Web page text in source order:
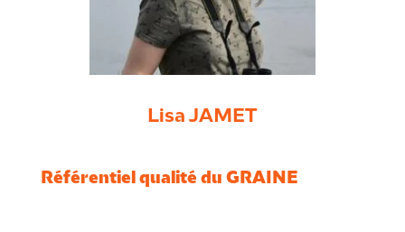
Lisa JAMET
Référentiel qualité du GRAINE